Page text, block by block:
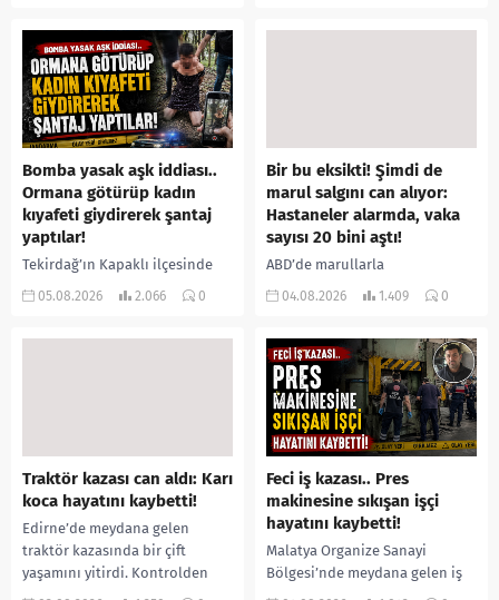
Bomba yasak aşk iddiası..
Ormana götürüp kadın
kıyafeti giydirerek şantaj
yaptılar!
Tekirdağ’ın Kapaklı ilçesinde
bir kişiyi, arkadaşının eşiyle
05.08.2026 2.066 0
Bir bu eksikti! Şimdi de
marul salgını can alıyor:
Hastaneler alarmda, vaka
sayısı 20 bini aştı!
ABD’de marullarla
ilişkilendirilen siklospora
salgında vaka sayısının 20 bini
aştığı belirtilirken, sağlık...
04.08.2026 1.409 0
Traktör kazası can aldı: Karı
koca hayatını kaybetti!
Edirne’de meydana gelen
traktör kazasında bir çift
yaşamını yitirdi. Kontrolden
çıkarak devrilen traktörün
Feci iş kazası.. Pres
makinesine sıkışan işçi
hayatını kaybetti!
Malatya Organize Sanayi
Bölgesi’nde meydana gelen iş
kazasında, pres makinesine